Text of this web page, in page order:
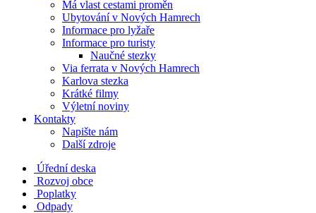
Má vlast cestami proměn
Ubytování v Nových Hamrech
Informace pro lyžaře
Informace pro turisty
Naučné stezky
Via ferrata v Nových Hamrech
Karlova stezka
Krátké filmy
Výletní noviny
Kontakty
Napište nám
Další zdroje
Úřední deska
Rozvoj obce
Poplatky
Odpady